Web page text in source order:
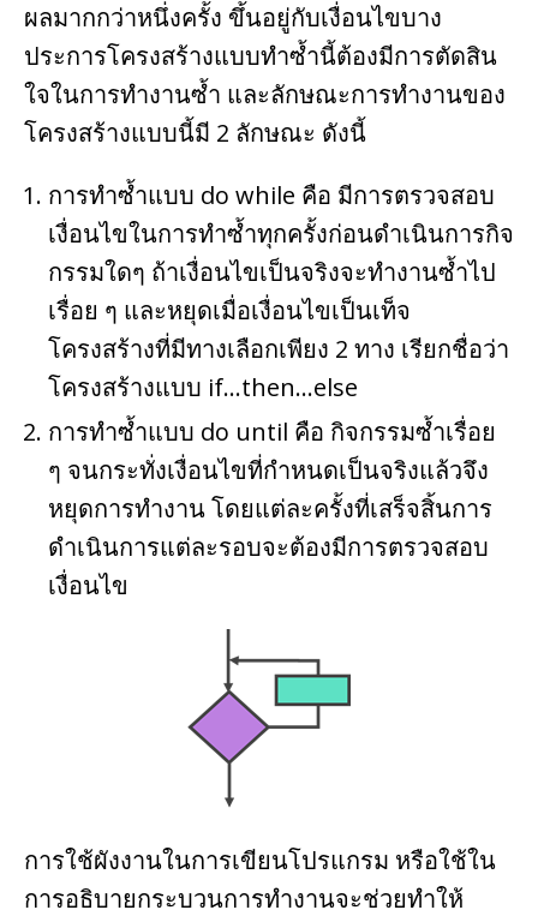
ผลมากกว่าหนึ่งครั้ง ขึ้นอยู่กับเงื่อนไขบาง
ประการโครงสร้างแบบทำซ้ำนี้ต้องมีการตัดสิน
ใจในการทำงานซ้ำ และลักษณะการทำงานของ
โครงสร้างแบบนี้มี 2 ลักษณะ ดังนี้
การทำซ้ำแบบ do while คือ มีการตรวจสอบ
เงื่อนไขในการทำซ้ำทุกครั้งก่อนดำเนินการกิจ
กรรมใดๆ ถ้าเงื่อนไขเป็นจริงจะทำงานซ้ำไป
เรื่อย ๆ และหยุดเมื่อเงื่อนไขเป็นเท็จ
โครงสร้างที่มีทางเลือกเพียง 2 ทาง เรียกชื่อว่า
โครงสร้างแบบ if…then…else
การทำซ้ำแบบ do until คือ กิจกรรมซ้ำเรื่อย
ๆ จนกระทั่งเงื่อนไขที่กำหนดเป็นจริงแล้วจึง
หยุดการทำงาน โดยแต่ละครั้งที่เสร็จสิ้นการ
ดำเนินการแต่ละรอบจะต้องมีการตรวจสอบ
เงื่อนไข
การใช้ผังงานในการเขียนโปรแกรม หรือใช้ใน
การอธิบายกระบวนการทำงานจะช่วยทำให้